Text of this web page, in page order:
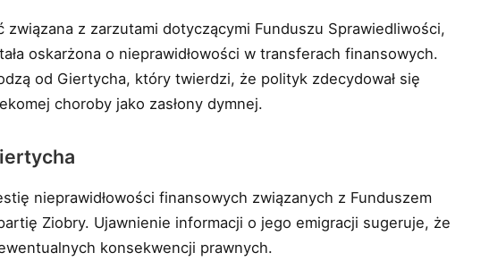
związana z zarzutami dotyczącymi Funduszu Sprawiedliwości,
oskarżona o nieprawidłowości w transferach finansowych.
od Giertycha, który twierdzi, że polityk zdecydował się
choroby jako zasłony dymnej.
nieprawidłowości finansowych związanych z Funduszem
Ziobry. Ujawnienie informacji o jego emigracji sugeruje, że
konsekwencji prawnych.